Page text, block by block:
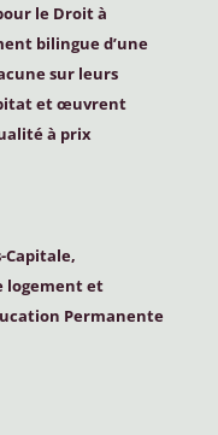
le Droit à
bilingue d’une
sur leurs
et œuvrent
à prix
Capitale,
logement et
Permanente